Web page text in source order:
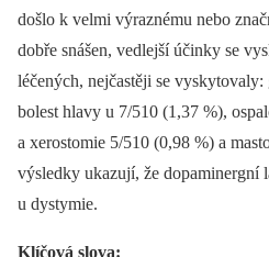
došlo k velmi výraznému nebo
dobře snášen, vedlejší účinky se
léčených, nejčastěji se
bolest hlavy u 7/510 (1,37 %),
a xerostomie 5/510 (0,98 %) a
výsledky ukazují, že dopaminergní
u dystymie.
Klíčová slova: